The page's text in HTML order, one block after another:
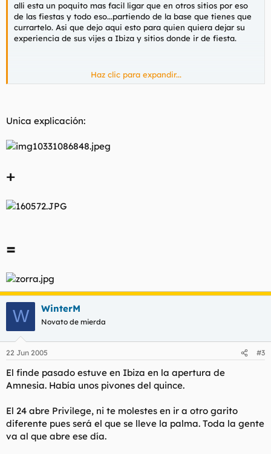
alli esta un poquito mas facil ligar que en otros sitios por eso
de las fiestas y todo eso...partiendo de la base que tienes que
currartelo. Asi que dejo aqui esto para quien quiera dejar su
experiencia de sus vijes a Ibiza y sitios donde ir de fiesta.
Saludos
Haz clic para expandir...
Unica explicación:
+
=
W WinterM
Novato de mierda
22 Jun 2005 #3
El finde pasado estuve en Ibiza en la apertura de
Amnesia. Había unos pivones del quince.
El 24 abre Privilege, ni te molestes en ir a otro garito
diferente pues será el que se lleve la palma. Toda la gente
va al que abre ese día.